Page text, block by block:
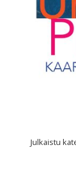
Julkaistu